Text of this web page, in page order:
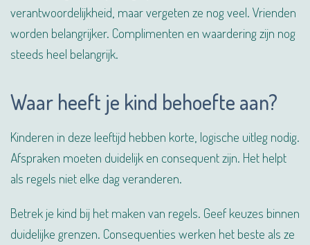
verantwoordelijkheid, maar vergeten ze nog veel. Vrienden
worden belangrijker. Complimenten en waardering zijn nog
steeds heel belangrijk.
Waar heeft je kind behoefte aan?
Kinderen in deze leeftijd hebben korte, logische uitleg nodig.
Afspraken moeten duidelijk en consequent zijn. Het helpt
als regels niet elke dag veranderen.
Betrek je kind bij het maken van regels. Geef keuzes binnen
duidelijke grenzen. Consequenties werken het beste als ze